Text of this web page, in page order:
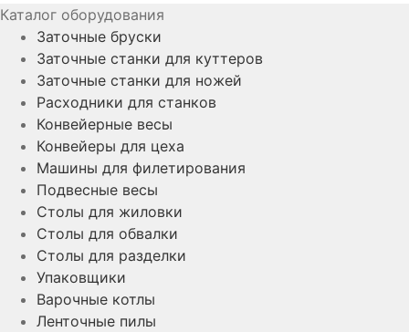
Каталог оборудования
Заточные бруски
Заточные станки для куттеров
Заточные станки для ножей
Расходники для станков
Конвейерные весы
Конвейеры для цеха
Машины для филетирования
Подвесные весы
Столы для жиловки
Столы для обвалки
Столы для разделки
Упаковщики
Варочные котлы
Ленточные пилы